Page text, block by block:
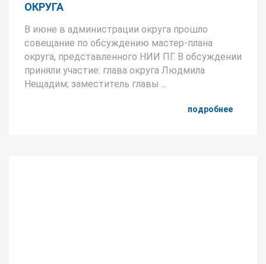
ОКРУГА
В июне в администрации округа прошло
совещание по обсуждению мастер-плана
округа, представленного НИИ ПГ. В обсуждении
приняли участие: глава округа Людмила
Нещадим; заместитель главы ...
подробнее